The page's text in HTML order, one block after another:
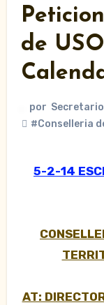
de
por Secretario
#Conselleria
5-2-14 ESCRITO CONJUNTO CALENDARIO
AT: